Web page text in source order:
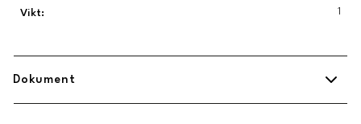
Vikt: 1
Dokument